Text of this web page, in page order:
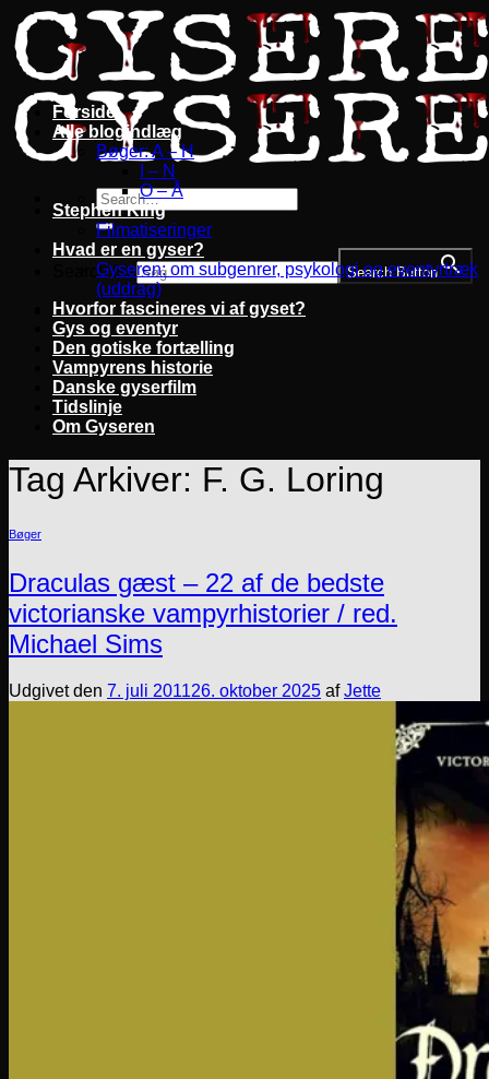
Fortsæt
til
indhold
Search for: Search Button
Forside
Alle blogindlæg
Bøger: A – H
I – N
O – Å
Stephen King
Filmatiseringer
Hvad er en gyser?
Gyseren: om subgenrer, psykologi og eventyrtræk
(uddrag)
Hvorfor fascineres vi af gyset?
Gys og eventyr
Den gotiske fortælling
Vampyrens historie
Danske gyserfilm
Tidslinje
Om Gyseren
Tag Arkiver: F. G. Loring
Bøger
Draculas gæst – 22 af de bedste
victorianske vampyrhistorier / red.
Michael Sims
Udgivet den 7. juli 201126. oktober 2025 afJette